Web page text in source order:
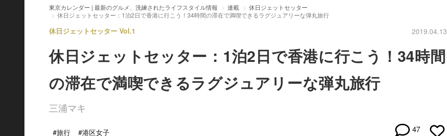
東京カレンダー | 最新のグルメ、洗練されたライフスタイル情報 連載
休日ジェットセッター
休日ジェットセッター：1泊2日で香港に行こう！34時間の滞在で満喫できるラグジュアリーな弾丸旅行
休日ジェットセッター Vol.1 2019.04.13
休日ジェットセッター：1泊2日で香港に行こう！34時間
の滞在で満喫できるラグジュアリーな弾丸旅行
三浦マキ
#旅行 #港区女子 47